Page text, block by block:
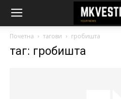
Почетна тагови гробишта
таг: гробишта